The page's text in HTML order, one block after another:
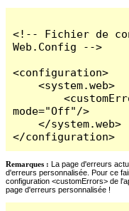
<!-- Fichier de
Web.Config -->
<configuration>
    <system.web>
        <customErrors
mode="Off"/>
    </system.web>
</configuration>
Remarques : La page d'erreurs
d'erreurs personnalisée. Pour ce
configuration <customErrors> de
page d'erreurs personnalisée !